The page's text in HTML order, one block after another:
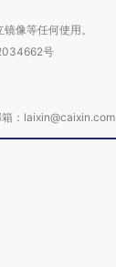
像等任何使用。
号
：laixin@caixin.com